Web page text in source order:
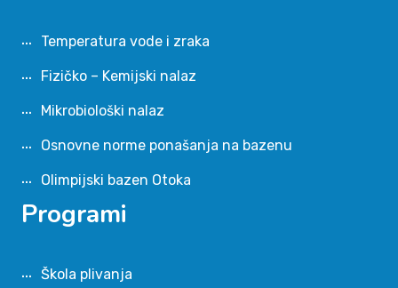
Temperatura vode i zraka
Fizičko – Kemijski nalaz
Mikrobiološki nalaz
Osnovne norme ponašanja na bazenu
Olimpijski bazen Otoka
Programi
Škola plivanja